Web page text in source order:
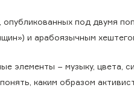
под двумя
и арабоязычным
элементы − музыку, цвета,
каким образом